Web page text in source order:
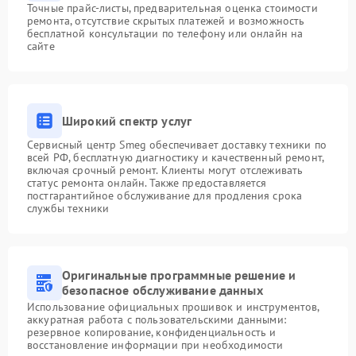
Точные прайс-листы, предварительная оценка стоимости
ремонта, отсутствие скрытых платежей и возможность
бесплатной консультации по телефону или онлайн на
сайте
Широкий спектр услуг
Сервисный центр Smeg обеспечивает доставку техники по
всей РФ, бесплатную диагностику и качественный ремонт,
включая срочный ремонт. Клиенты могут отслеживать
статус ремонта онлайн. Также предоставляется
постгарантийное обслуживание для продления срока
службы техники
Оригинальные программные решение и
безопасное обслуживание данных
Использование официальных прошивок и инструментов,
аккуратная работа с пользовательскими данными:
резервное копирование, конфиденциальность и
восстановление информации при необходимости